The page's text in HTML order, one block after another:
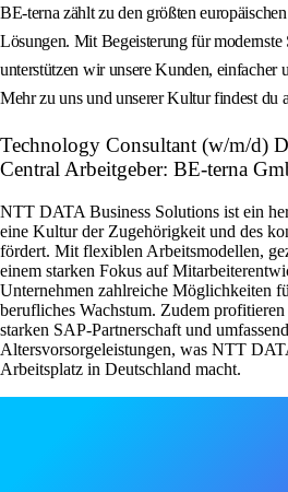
BE-terna zählt zu den größten
Lösungen. Mit Begeisterung für modernste
unterstützen wir unsere Kunden, einfacher
Mehr zu uns und unserer Kultur findest du
Technology Consultant (w/m/d)
Central Arbeitgeber: BE-terna
NTT DATA Business Solutions ist ein
eine Kultur der Zugehörigkeit und des
fördert. Mit flexiblen Arbeitsmodellen,
einem starken Fokus auf
Unternehmen zahlreiche Möglichkeiten
berufliches Wachstum. Zudem
starken SAP-Partnerschaft und
Altersvorsorgeleistungen, was NTT
Arbeitsplatz in Deutschland macht.